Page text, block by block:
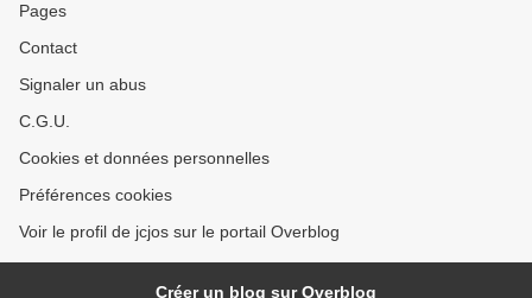
Pages
Contact
Signaler un abus
C.G.U.
Cookies et données personnelles
Préférences cookies
Voir le profil de jcjos sur le portail Overblog
Créer un blog sur Overblog